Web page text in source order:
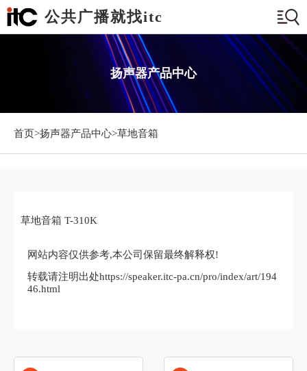
公共广播就找itc
扬声器产品中心
首页>扬声器产品中心>草地音箱
草地音箱 T-310K
网站内容仅供参考,本公司保留最终解释权!
转载请注明出处https://speaker.itc-pa.cn/pro/index/art/194
46.html